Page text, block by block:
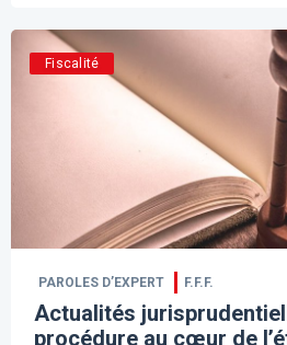
Fiscalité
PAROLES D’EXPERT F.F.F.
Actualités
procédure au cœur de